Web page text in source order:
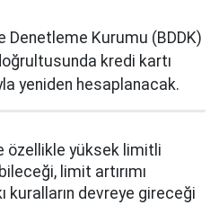
Denetleme Kurumu (BDDK)
kredi kartı
yeniden hesaplanacak.
özellikle yüksek limitli
limit artırımı
kuralların devreye gireceği